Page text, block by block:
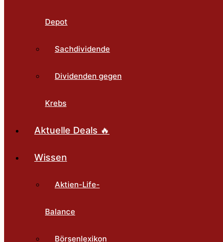
Depot
Sachdividende
Dividenden gegen
Krebs
Aktuelle Deals 🔥
Wissen
Aktien-Life-
Balance
Börsenlexikon